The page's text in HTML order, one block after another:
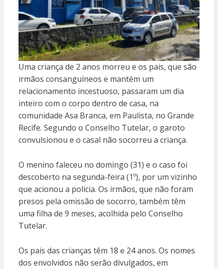
Uma criança de 2 anos morreu e os pais, que são
irmãos consanguíneos e mantém um
relacionamento incestuoso, passaram um dia
inteiro com o corpo dentro de casa, na
comunidade Asa Branca, em Paulista, no Grande
Recife. Segundo o Conselho Tutelar, o garoto
convulsionou e o casal não socorreu a criança.
O menino faleceu no domingo (31) e o caso foi
descoberto na segunda-feira (1º), por um vizinho
que acionou a polícia. Os irmãos, que não foram
presos pela omissão de socorro, também têm
uma filha de 9 meses, acolhida pelo Conselho
Tutelar.
Os pais das crianças têm 18 e 24 anos. Os nomes
dos envolvidos não serão divulgados, em